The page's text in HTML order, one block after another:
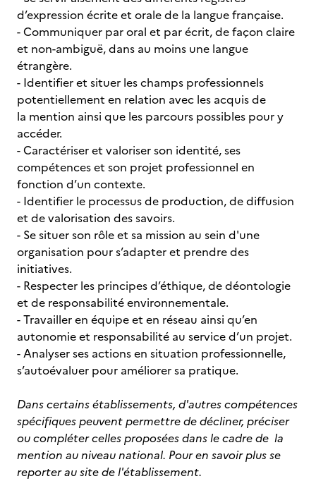
d’expression écrite et orale de la langue française.
- Communiquer par oral et par écrit, de façon claire
et non-ambiguë, dans au moins une langue
étrangère.
- Identifier et situer les champs professionnels
potentiellement en relation avec les acquis de
la mention ainsi que les parcours possibles pour y
accéder.
- Caractériser et valoriser son identité, ses
compétences et son projet professionnel en
fonction d’un contexte.
- Identifier le processus de production, de diffusion
et de valorisation des savoirs.
- Se situer son rôle et sa mission au sein d'une
organisation pour s’adapter et prendre des
initiatives.
- Respecter les principes d’éthique, de déontologie
et de responsabilité environnementale.
- Travailler en équipe et en réseau ainsi qu’en
autonomie et responsabilité au service d’un projet.
- Analyser ses actions en situation professionnelle,
s’autoévaluer pour améliorer sa pratique.
Dans certains établissements, d'autres compétences
spécifiques peuvent permettre de décliner, préciser
ou compléter celles proposées dans le cadre de la
mention au niveau national. Pour en savoir plus se
reporter au site de l'établissement.